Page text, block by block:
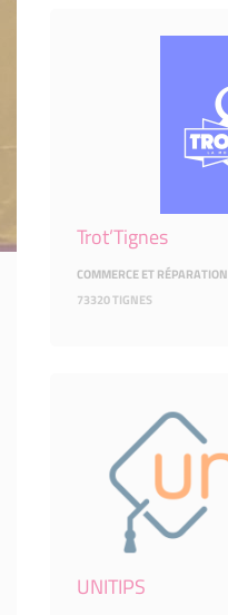
Trot’Tignes
COMMERCE ET RÉPARATION
73320 TIGNES
UNITIPS